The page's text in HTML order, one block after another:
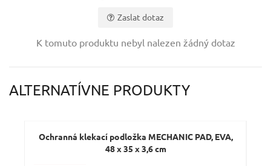
Zaslat dotaz
K tomuto produktu nebyl nalezen žádný dotaz
ALTERNATÍVNE PRODUKTY
Ochranná klekací podložka MECHANIC PAD, EVA,
48 x 35 x 3,6 cm